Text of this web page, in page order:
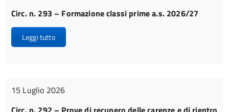
Circ. n. 293 – Formazione classi prime a.s. 2026/27
Leggi tutto
15 Luglio 2026